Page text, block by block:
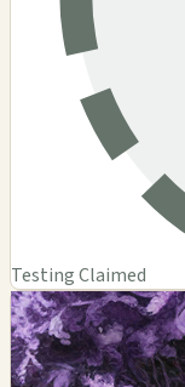
Testing Claimed